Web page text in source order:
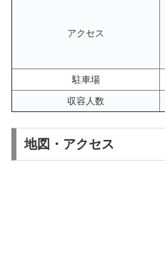
アクセス
駐車場
収容人数
地図・アクセス